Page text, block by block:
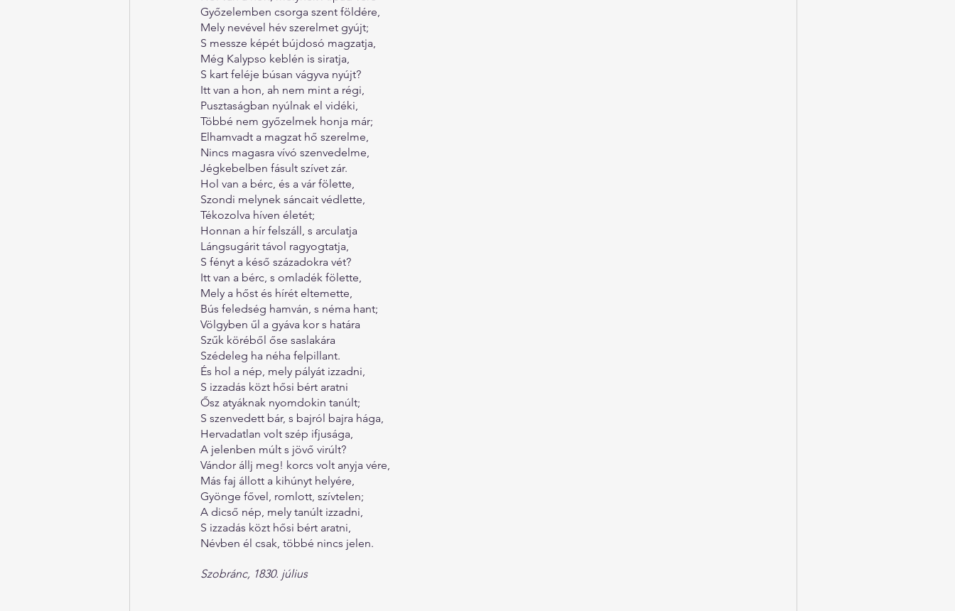
Győzelemben csorga szent földére,
Mely nevével hév szerelmet gyújt;
S messze képét bújdosó magzatja,
Még Kalypso keblén is siratja,
S kart feléje búsan vágyva nyújt?
Itt van a hon, ah nem mint a régi,
Pusztaságban nyúlnak el vidéki,
Többé nem győzelmek honja már;
Elhamvadt a magzat hő szerelme,
Nincs magasra vívó szenvedelme,
Jégkebelben fásult szívet zár.
Hol van a bérc, és a vár fölette,
Szondi melynek sáncait védlette,
Tékozolva híven életét;
Honnan a hír felszáll, s arculatja
Lángsugárit távol ragyogtatja,
S fényt a késő századokra vét?
Itt van a bérc, s omladék fölette,
Mely a hőst és hírét eltemette,
Bús feledség hamván, s néma hant;
Völgyben űl a gyáva kor s határa
Szűk köréből őse saslakára
Szédeleg ha néha felpillant.
És hol a nép, mely pályát izzadni,
S izzadás közt hősi bért aratni
Ősz atyáknak nyomdokin tanúlt;
S szenvedett bár, s bajról bajra hága,
Hervadatlan volt szép ifjusága,
A jelenben múlt s jövő virúlt?
Vándor állj meg! korcs volt anyja vére,
Más faj állott a kihúnyt helyére,
Gyönge fővel, romlott, szívtelen;
A dicső nép, mely tanúlt izzadni,
S izzadás közt hősi bért aratni,
Névben él csak, többé nincs jelen.
Szobránc, 1830. július